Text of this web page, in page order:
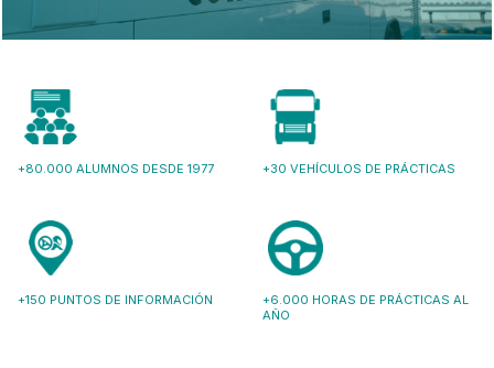
+80.000 ALUMNOS DESDE 1977 +30 VEHÍCULOS DE PRÁCTICAS
+150 PUNTOS DE INFORMACIÓN
+6.000 HORAS DE PRÁCTICAS AL
AÑO